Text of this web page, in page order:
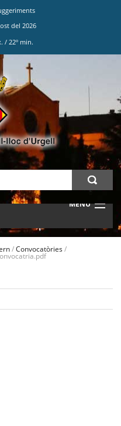
del 2026
/ 22º min.
MENU
/Convocatòries/